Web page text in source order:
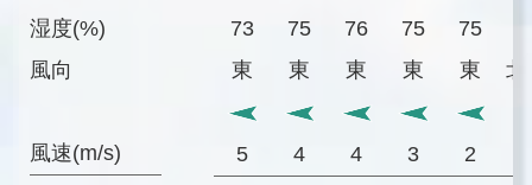
湿度(%)
風向
風速(m/s)
73
75 76 75 75
東
東 東 東 東 北
5 4 4 3 2